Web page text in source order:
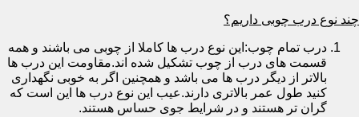
چند نوع درب چوبی داریم؟
درب تمام چوب:این نوع درب ها کاملا از چوبی می باشند و همه
قسمت های درب از چوب تشکیل شده اند.مقاومت این درب ها
بالاتر از دیگر درب ها می باشد و همچنین اگر به خوبی نگهداری
کنید طول عمر بالاتری دارند.عیب این نوع درب ها این است که
گران تر هستند و در شرایط جوی حساس هستند.